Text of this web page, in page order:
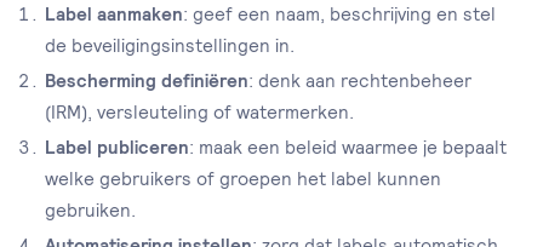
Label aanmaken: geef een naam, beschrijving en stel
de beveiligingsinstellingen in.
Bescherming definiëren: denk aan rechtenbeheer
(IRM), versleuteling of watermerken.
Label publiceren: maak een beleid waarmee je bepaalt
welke gebruikers of groepen het label kunnen
gebruiken.